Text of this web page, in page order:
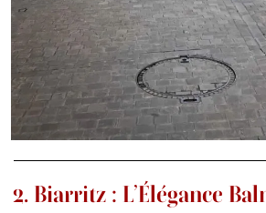
2. Biarritz : L’Élégance